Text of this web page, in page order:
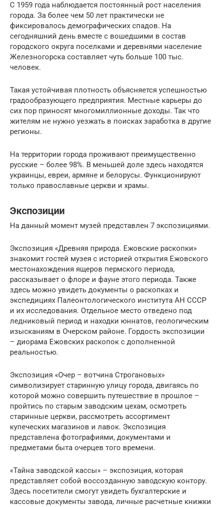
С 1959 года наблюдается постоянный рост населения
города. За более чем 50 лет практически не
фиксировалось демографических спадов. На
сегодняшний день вместе с вошедшими в состав
городского округа поселками и деревнями население
Железногорска составляет чуть больше 100 тыс.
человек.
Такая устойчивая плотность объясняется успешностью
градообразующего предприятия. Местные карьеры до
сих пор приносят многомиллионные доходы. Так что
жителям не нужно уезжать в поисках заработка в другие
регионы.
На территории города проживают преимущественно
русские – более 98%. В меньшей доле здесь находятся
украинцы, евреи, армяне и белорусы. Функционируют
только православные церкви и храмы.
Экспозиции
На данный момент музей представлен 7 экспозициями.
Экспозиция «Древняя природа. Ежовские раскопки»
знакомит гостей музея с историей открытия Ежовского
местонахождения ящеров пермского периода,
рассказывает о флоре и фауне этого периода. Также
здесь можно увидеть документы о раскопках и
экспедициях Палеонтологического института АН СССР
и их исследования. Отдельное место отведено под
ледниковый период и находки юннатов, геологическим
изысканиям в Очерском районе. Гордость экспозиции
– диорама Ежовских раскопок с дополненной
реальностью.
Экспозиция «Очер – вотчина Строгановых»
символизирует старинную улицу города, двигаясь по
которой можно совершить путешествие в прошлое –
пройтись по старым заводским цехам, осмотреть
старинные церкви, рассмотреть ассортимент
купеческих магазинов и лавок. Экспозиция
представлена фотографиями, документами и
предметами быта очерцев того времени.
«Тайна заводской кассы» – экспозиция, которая
представляет собой воссозданную заводскую контору.
Здесь посетители смогут увидеть бухгалтерские и
кассовые документы завода, личные расчетные книжки